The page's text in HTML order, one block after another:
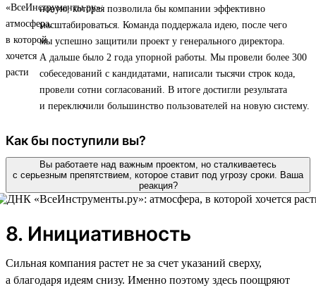
новую, которая позволила бы компании эффективно
масштабироваться. Команда поддержала идею, после чего
мы успешно защитили проект у генерального директора.
А дальше было 2 года упорной работы. Мы провели более 300
собеседований с кандидатами, написали тысячи строк кода,
провели сотни согласований. В итоге достигли результата
и переключили большинство пользователей на новую систему.
Как бы поступили вы?
Вы работаете над важным проектом, но сталкиваетесь
с серьезным препятствием, которое ставит под угрозу сроки. Ваша
реакция?
8. Инициативность
Сильная компания растет не за счет указаний сверху,
а благодаря идеям снизу. Именно поэтому здесь поощряют